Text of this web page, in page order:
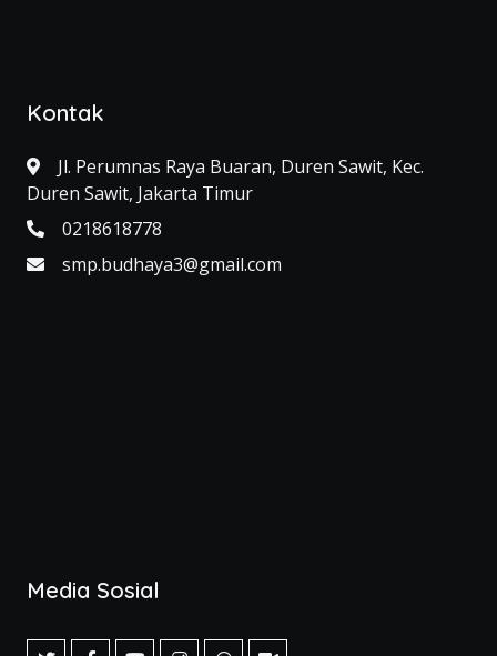
Kontak
Jl. Perumnas Raya Buaran, Duren Sawit, Kec.
Duren Sawit, Jakarta Timur
0218618778
smp.budhaya3@gmail.com
Media Sosial